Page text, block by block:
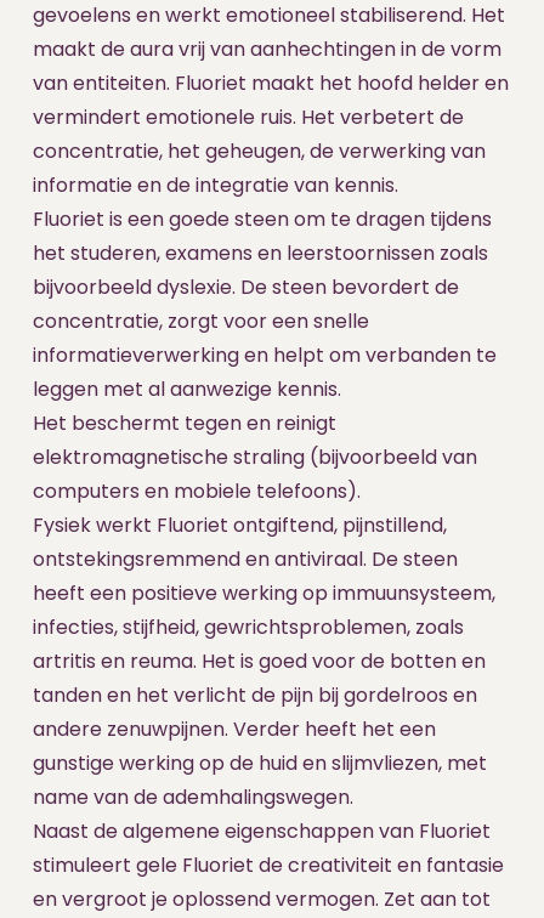
gevoelens en werkt emotioneel stabiliserend. Het
maakt de aura vrij van aanhechtingen in de vorm
van entiteiten. Fluoriet maakt het hoofd helder en
vermindert emotionele ruis. Het verbetert de
concentratie, het geheugen, de verwerking van
informatie en de integratie van kennis.
Fluoriet is een goede steen om te dragen tijdens
het studeren, examens en leerstoornissen zoals
bijvoorbeeld dyslexie. De steen bevordert de
concentratie, zorgt voor een snelle
informatieverwerking en helpt om verbanden te
leggen met al aanwezige kennis.
Het beschermt tegen en reinigt
elektromagnetische straling (bijvoorbeeld van
computers en mobiele telefoons).
Fysiek werkt Fluoriet ontgiftend, pijnstillend,
ontstekingsremmend en antiviraal. De steen
heeft een positieve werking op immuunsysteem,
infecties, stijfheid, gewrichtsproblemen, zoals
artritis en reuma. Het is goed voor de botten en
tanden en het verlicht de pijn bij gordelroos en
andere zenuwpijnen. Verder heeft het een
gunstige werking op de huid en slijmvliezen, met
name van de ademhalingswegen.
Naast de algemene eigenschappen van Fluoriet
stimuleert gele Fluoriet de creativiteit en fantasie
en vergroot je oplossend vermogen. Zet aan tot